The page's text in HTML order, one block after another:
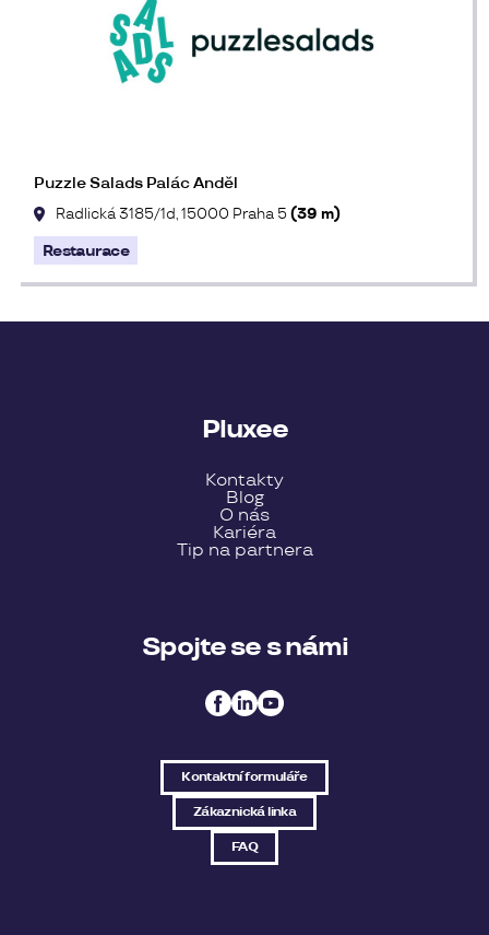
Puzzle Salads Palác Anděl
Radlická 3185/1d, 15000 Praha 5(39 m)
Restaurace
Pluxee
Kontakty
Blog
O nás
Kariéra
Tip na partnera
Spojte se s námi
Kontaktní formuláře
Zákaznická linka
FAQ